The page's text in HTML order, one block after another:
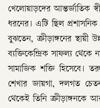
খেলোয়াড়দের আন্তর্জাতিক
ধরনের। এটি ছিল প্রশাসনিক
বুঝতেন, ক্রীড়াঙ্গনের স্থায়ী
ব্যক্তিকেন্দ্রিক সাফল্য
সামাজিক শক্তি হিসেবে।
শেখার জায়গা, দলগত
থেকেই তিনি ক্রীড়াঙ্গনকে